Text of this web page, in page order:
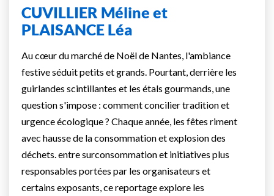
CUVILLIER Méline et
PLAISANCE Léa
Au cœur du marché de Noël de Nantes, l'ambiance
festive séduit petits et grands. Pourtant, derrière les
guirlandes scintillantes et les étals gourmands, une
question s'impose : comment concilier tradition et
urgence écologique ? Chaque année, les fêtes riment
avec hausse de la consommation et explosion des
déchets. entre surconsommation et initiatives plus
responsables portées par les organisateurs et
certains exposants, ce reportage explore les